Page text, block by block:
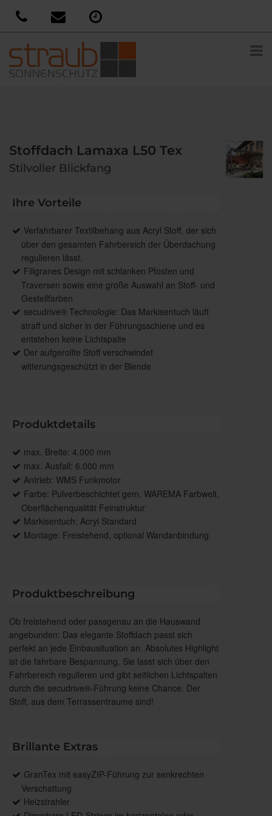
Stoffdach Lamaxa L50 Tex
Stilvoller Blickfang
Ihre Vorteile
Verfahrbarer Textilbehang aus Acryl Stoff, der sich
über den gesamten Fahrbereich der Überdachung
regulieren lässt.
Filigranes Design mit schlanken Pfosten und
Traversen sowie eine große Auswahl an Stoff- und
Gestellfarben
secudrive® Technologie: Das Markisentuch läuft
straff und sicher in der Führungsschiene und es
entstehen keine Lichtspalte
Der aufgerollte Stoff verschwindet
witterungsgeschützt in der Blende
Produktdetails
max. Breite: 4.000 mm
max. Ausfall: 6.000 mm
Antrieb: WMS Funkmotor
Farbe: Pulverbeschichtet gem. WAREMA Farbwelt,
Oberflächenqualität Feinstruktur
Markisentuch: Acryl Standard
Montage: Freistehend, optional Wandanbindung
Produktbeschreibung
Ob freistehend oder passgenau an die Hauswand
angebunden: Das elegante Stoffdach passt sich
perfekt an jede Einbausituation an. Absolutes Highlight
ist die fahrbare Bespannung. Sie lasst sich über den
Fahrbereich regulieren und gibt seitlichen Lichtspalten
durch die secudrive®-Führung keine Chance. Der
Stoff, aus dem Terrassentraume sind!
Brillante Extras
GranTex mit easyZIP-Führung zur senkrechten
Verschattung
Heizstrahler